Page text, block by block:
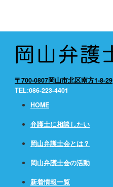
〒700-0807岡山市北区南方1-8-29
TEL:086-223-4401
HOME
弁護士に相談したい
岡山弁護士会とは？
岡山弁護士会の活動
新着情報一覧